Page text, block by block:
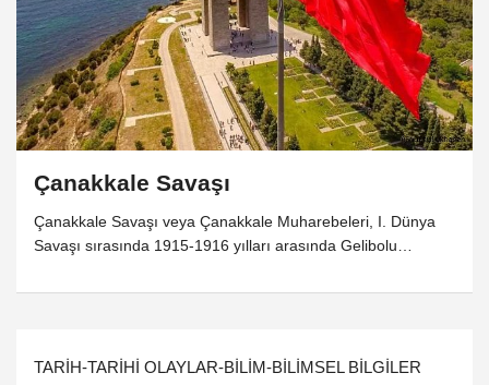
Çanakkale Savaşı
Çanakkale Savaşı veya Çanakkale Muharebeleri, I. Dünya
Savaşı sırasında 1915-1916 yılları arasında Gelibolu
arasında yapılan deniz ve kara muharebeleridir
TARİH-TARİHİ OLAYLAR-BİLİM-BİLİMSEL BİLGİLER